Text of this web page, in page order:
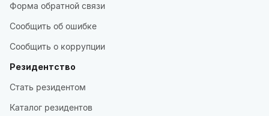
Форма обратной связи
Сообщить об ошибке
Сообщить о коррупции
Резидентство
Стать резидентом
Каталог резидентов